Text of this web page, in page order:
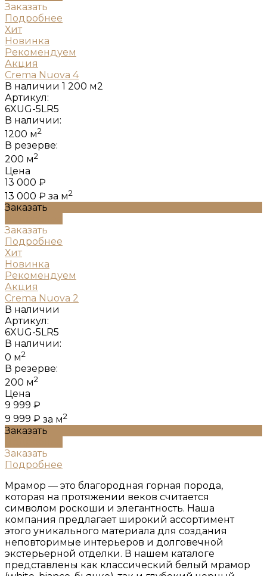
Заказать
Подробнее
Хит
Новинка
Рекомендуем
Акция
Crema Nuova 4
В наличии 1 200 м2
Артикул:
6XUG-5LR5
В наличии:
1200 м2
В резерве:
200 м2
Цена
13 000 ₽
13 000 ₽ за м2
Заказать
Заказать
Подробнее
Хит
Новинка
Рекомендуем
Акция
Crema Nuova 2
В наличии
Артикул:
6XUG-5LR5
В наличии:
0 м2
В резерве:
200 м2
Цена
9 999 ₽
9 999 ₽ за м2
Заказать
Заказать
Подробнее
Мрамор — это благородная горная порода,
которая на протяжении веков считается
символом роскоши и элегантность. Наша
компания предлагает широкий ассортимент
этого уникального материала для создания
неповторимые интерьеров и долговечной
экстерьерной отделки. В нашем каталоге
представлены как классический белый мрамор